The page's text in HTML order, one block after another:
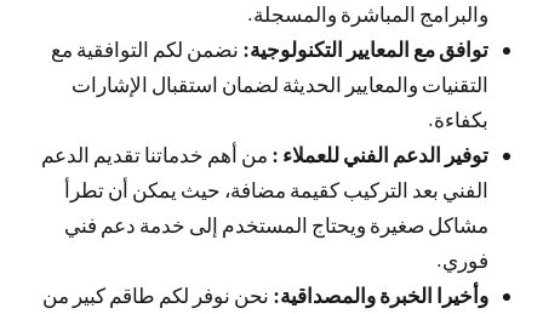
والبرامج المباشرة والمسجلة.
توافق مع المعايير التكنولوجية: نضمن لكم التوافقية مع
التقنيات والمعايير الحديثة لضمان استقبال الإشارات
بكفاءة.
توفير الدعم الفني للعملاء : من أهم خدماتنا تقديم الدعم
الفني بعد التركيب كقيمة مضافة، حيث يمكن أن تطرأ
مشاكل صغيرة ويحتاج المستخدم إلى خدمة دعم فني
فوري.
وأخيرا الخبرة والمصداقية: نحن نوفر لكم طاقم كبير من